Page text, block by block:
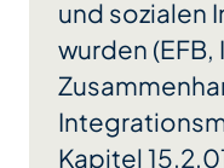
und sozialen
wurden (EFB,
Kapitel